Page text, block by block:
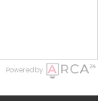
Powered by